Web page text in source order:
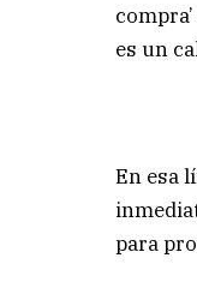
es un
En esa
para